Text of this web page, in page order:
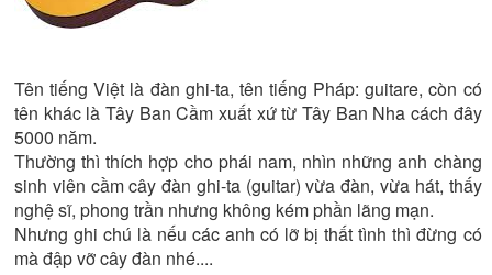
Tên tiếng Việt là đàn ghi-ta, tên tiếng Pháp: guitare, còn có
tên khác là Tây Ban Cầm xuất xứ từ Tây Ban Nha cách đây
5000 năm.
Thường thì thích hợp cho phái nam, nhìn những anh chàng
sinh viên cầm cây đàn ghi-ta (guitar) vừa đàn, vừa hát, thấy
nghệ sĩ, phong trần nhưng không kém phần lãng mạn.
Nhưng ghi chú là nếu các anh có lỡ bị thất tình thì đừng có
mà đập vỡ cây đàn nhé....